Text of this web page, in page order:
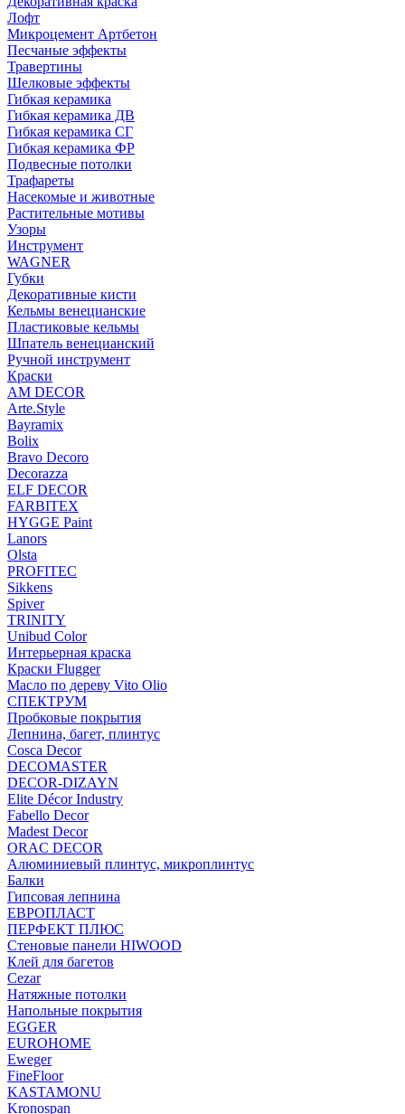
Лофт
Микроцемент Артбетон
Песчаные эффекты
Травертины
Шелковые эффекты
Гибкая керамика
Гибкая керамика ДВ
Гибкая керамика СГ
Гибкая керамика ФР
Подвесные потолки
Трафареты
Насекомые и животные
Растительные мотивы
Узоры
Инструмент
WAGNER
Губки
Декоративные кисти
Кельмы венецианские
Пластиковые кельмы
Шпатель венецианский
Ручной инструмент
Краски
AM DECOR
Arte.Style
Bayramix
Bolix
Bravo Decoro
Decorazza
ELF DECOR
FARBITEX
HYGGE Paint
Lanors
Olsta
PROFITEC
Sikkens
Spiver
TRINITY
Unibud Color
Интерьерная краска
Краски Flugger
Масло по дереву Vito Olio
СПЕКТРУМ
Пробковые покрытия
Лепнина, багет, плинтус
Cosca Decor
DECOMASTER
DECOR-DIZAYN
Elite Décor Industry
Fabello Decor
Madest Decor
ORAC DECOR
Алюминиевый плинтус, микроплинтус
Балки
Гипсовая лепнина
ЕВРОПЛАСТ
ПЕРФЕКТ ПЛЮС
Стеновые панели HIWOOD
Клей для багетов
Cezar
Натяжные потолки
Напольные покрытия
EGGER
EUROHOME
Eweger
FineFloor
KASTAMONU
Kronospan